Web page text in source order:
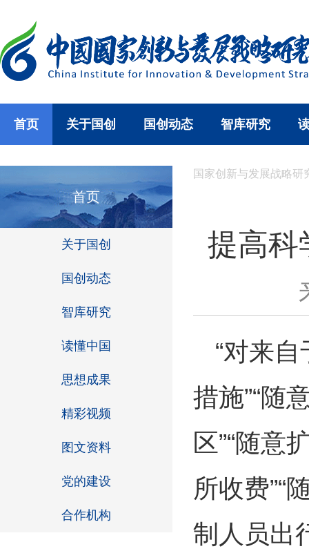
首页 关于国创 国创动态 智库研究
首页
关于国创
国创动态
智库研究
读懂中国
思想成果
精彩视频
图文资料
党的建设
合作机构
国家创新与发展战略研
提高科
“对来
措施”“随
区”“随意
所收费”“
制人员出